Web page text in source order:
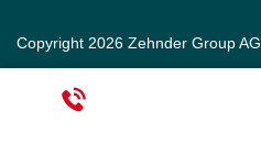
Copyright 2026 Zehnder Group AG